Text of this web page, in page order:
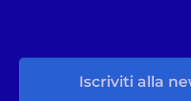
Iscriviti alla